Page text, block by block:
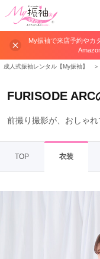
My振袖で来店予約やカ
成人式振袖レンタル【My振袖】 ＞
FURISODE
前撮り撮影が、おしゃ
TOP 衣装